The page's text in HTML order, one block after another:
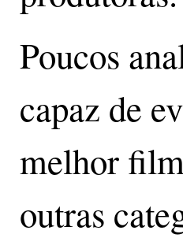
Poucos
capaz de
melhor
outras